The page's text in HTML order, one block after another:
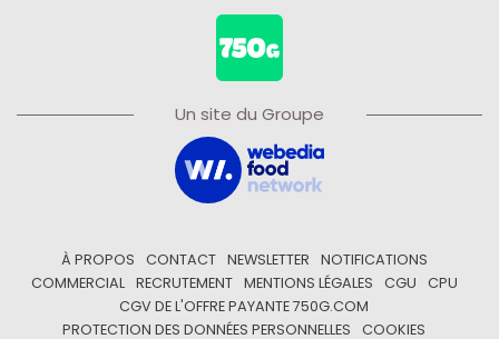
Un site du Groupe
À PROPOS CONTACT NEWSLETTER
NOTIFICATIONS
COMMERCIAL
RECRUTEMENT MENTIONS LÉGALES CGU
CPU
CGV DE L'OFFRE PAYANTE 750G.COM
PROTECTION DES DONNÉES PERSONNELLES
COOKIES